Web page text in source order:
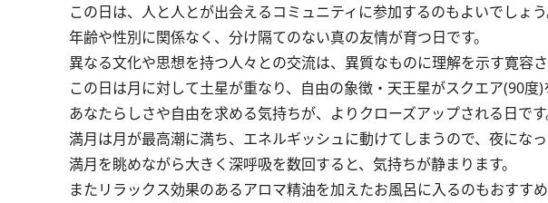
この日は、人と人とが出会えるコミュニティに参加するのもよいでしょう
年齢や性別に関係なく、分け隔てのない真の友情が育つ日です。
異なる文化や思想を持つ人々との交流は、異質なものに理解を示す寛容
この日は月に対して土星が重なり、自由の象徴・天王星がスクエア(90度)
あなたらしさや自由を求める気持ちが、よりクローズアップされる日です
満月は月が最高潮に満ち、エネルギッシュに動けてしまうので、夜にな
満月を眺めながら大きく深呼吸を数回すると、気持ちが静まります。
またリラックス効果のあるアロマ精油を加えたお風呂に入るのもおすすめ